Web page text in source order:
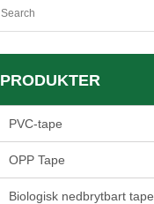
PRODUKTER
PVC-tape
OPP Tape
Biologisk nedbrytbart tape